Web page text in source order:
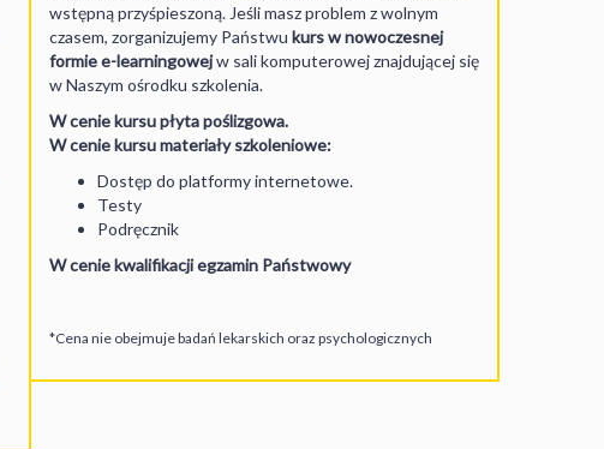
wstępną przyśpieszoną. Jeśli masz problem z wolnym
czasem, zorganizujemy Państwu kurs w nowoczesnej
formie e-learningowejw sali komputerowej znajdującej się
w Naszym ośrodku szkolenia.
W cenie kursu płyta poślizgowa.
W cenie kursu materiały szkoleniowe:
Dostęp do platformy internetowe.
Testy
Podręcznik
W cenie kwalifikacji egzamin Państwowy
*Cena nie obejmuje badań lekarskich oraz psychologicznych